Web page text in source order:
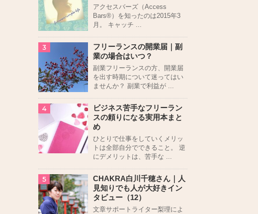
アクセスバーズ（Access
Bars®）を知ったのは2015年3
月。 キャッチ ...
3
フリーランスの開業届｜副
業の場合はいつ？
副業フリーランスの方、開業届
を出す時期について迷ってはい
ませんか？ 副業で利益が ...
4
ビジネス苦手なフリーラン
スの頼りになる実用本まと
め
ひとりで仕事をしていくメリッ
トは全部自分でできること。 逆
にデメリットは、苦手な ...
5
CHAKRA白川千穂さん｜人
見知りでも人が大好きイン
タビュー（12）
文章サポートライター梨理によ